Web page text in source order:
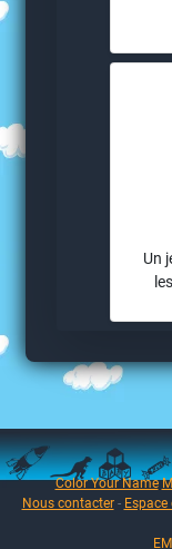
Un
Color Your Name
Nous contacter- Espace